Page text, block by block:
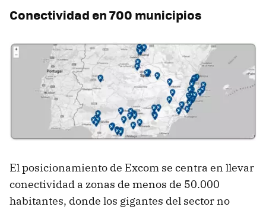
Conectividad en 700 municipios
El posicionamiento de Excom se centra en llevar
conectividad a zonas de menos de 50.000
habitantes, donde los gigantes del sector no